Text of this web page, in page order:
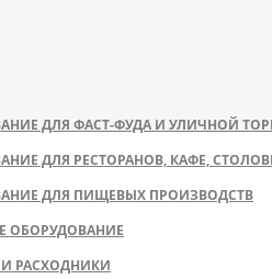
ДЛЯ ФАСТ-ФУДА И УЛИЧНОЙ
ДЛЯ РЕСТОРАНОВ, КАФЕ,
ДЛЯ ПИЩЕВЫХ ПРОИЗВОДСТВ
ОБОРУДОВАНИЕ
РАСХОДНИКИ